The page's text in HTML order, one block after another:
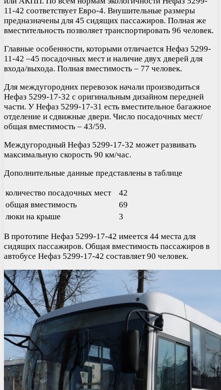
11-42 соответствует Евро-4. Внушительные размеры
предназначены для 45 сидящих пассажиров. Полная же
вместительность позволяет транспортировать 96 человек.
Главные особенности, которыми отличается Нефаз 5299-
11-42 –45 посадочных мест и наличие двух дверей для
входа/выхода. Полная вместимость – 77 человек.
Для междугородних перевозок начали производиться
Нефаз 5299-17-32 с оригинальным дизайном передней
части. У Нефаз 5299-17-31 есть вместительное багажное
отделение и сдвижные двери. Число посадочных мест/
общая вместимость – 43/59.
Междугородный Нефаз 5299-17-32 может развивать
максимальную скорость 90 км/час.
Дополнительные данные представлены в таблице
количество посадочных мест
42
общая вместимость
69
люки на крыше
3
В прототипе Нефаз 5299-17-42 имеется 44 места для
сидящих пассажиров. Общая вместимость пассажиров в
автобусе Нефаз 5299-17-42 составляет 90 человек.